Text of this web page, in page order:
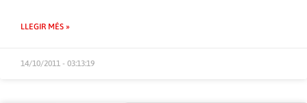
LLEGIR MÉS »
14/10/2011 - 03:13:19